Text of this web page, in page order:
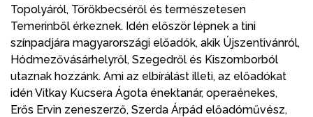
Topolyáról, Törökbecséről és természetesen
Temerinből érkeznek. Idén először lépnek a tini
színpadjára magyarországi előadók, akik Újszentivánról,
Hódmezővásárhelyről, Szegedről és Kiszomborból
utaznak hozzánk. Ami az elbírálást illeti, az előadókat
idén Vitkay Kucsera Ágota énektanár, operaénekes,
Erős Ervin zeneszerző, Szerda Árpád előadóművész,